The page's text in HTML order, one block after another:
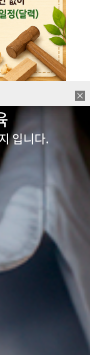
교육까지
있는
&
입니다.